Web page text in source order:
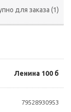
для заказа (1)
Ленина 100 б
79528930953